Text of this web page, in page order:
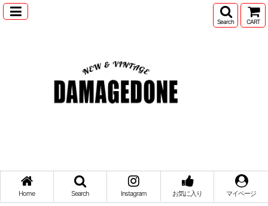
Search CART
Home Search Instagram お気に入り マイページ